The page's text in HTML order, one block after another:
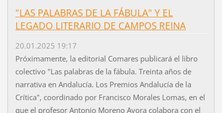
"LAS PALABRAS DE LA FÁBULA" Y EL
LEGADO LITERARIO DE CAMPOS REINA
20.01.2025 19:17
Próximamente, la editorial Comares publicará el libro
colectivo "Las palabras de la fábula. Treinta años de
narrativa en Andalucía. Los Premios Andalucía de la
Crítica", coordinado por Francisco Morales Lomas, en el
que el profesor Antonio Moreno Ayora colabora con el